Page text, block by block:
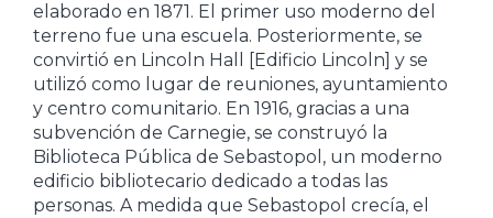
elaborado en 1871. El primer uso moderno del
terreno fue una escuela. Posteriormente, se
convirtió en Lincoln Hall [Edificio Lincoln] y se
utilizó como lugar de reuniones, ayuntamiento
y centro comunitario. En 1916, gracias a una
subvención de Carnegie, se construyó la
Biblioteca Pública de Sebastopol, un moderno
edificio bibliotecario dedicado a todas las
personas. A medida que Sebastopol crecía, el